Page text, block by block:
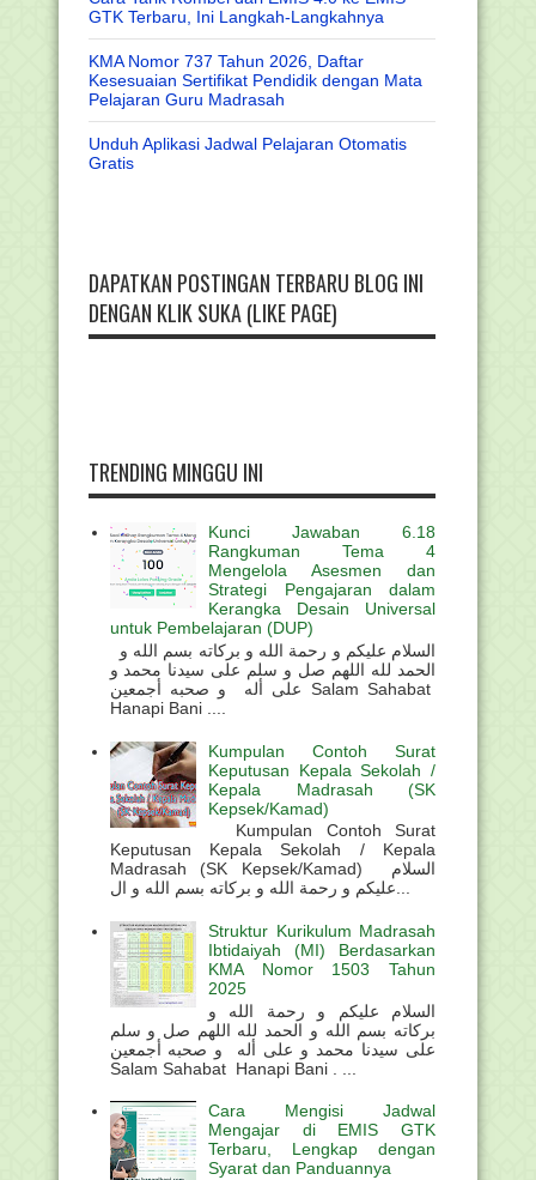
GTK Terbaru, Ini Langkah-Langkahnya
KMA Nomor 737 Tahun 2026, Daftar
Kesesuaian Sertifikat Pendidik dengan Mata
Pelajaran Guru Madrasah
Unduh Aplikasi Jadwal Pelajaran Otomatis
Gratis
DAPATKAN POSTINGAN TERBARU BLOG INI
DENGAN KLIK SUKA (LIKE PAGE)
TRENDING MINGGU INI
Kunci Jawaban 6.18
Rangkuman Tema 4
Mengelola Asesmen dan
Strategi Pengajaran dalam
Kerangka Desain Universal
untuk Pembelajaran (DUP)
الحمد لله اللهم صل و سلم على سيدنا محمد و
على أله و صحبه أجمعين Salam Sahabat
Hanapi Bani ....
Kumpulan Contoh Surat
Keputusan Kepala Sekolah /
Kepala Madrasah (SK
Kepsek/Kamad)
Kumpulan Contoh Surat
Keputusan Kepala Sekolah / Kepala
Madrasah (SK Kepsek/Kamad) السلام
عليكم و رحمة الله و بركاته بسم الله و ال...
Struktur Kurikulum Madrasah
Ibtidaiyah (MI) Berdasarkan
KMA Nomor 1503 Tahun
2025
السلام عليكم و رحمة الله و
بركاته بسم الله و الحمد لله اللهم صل و سلم
على سيدنا محمد و على أله و صحبه أجمعين
Salam Sahabat Hanapi Bani . ...
Cara Mengisi Jadwal
Mengajar di EMIS GTK
Terbaru, Lengkap dengan
Syarat dan Panduannya